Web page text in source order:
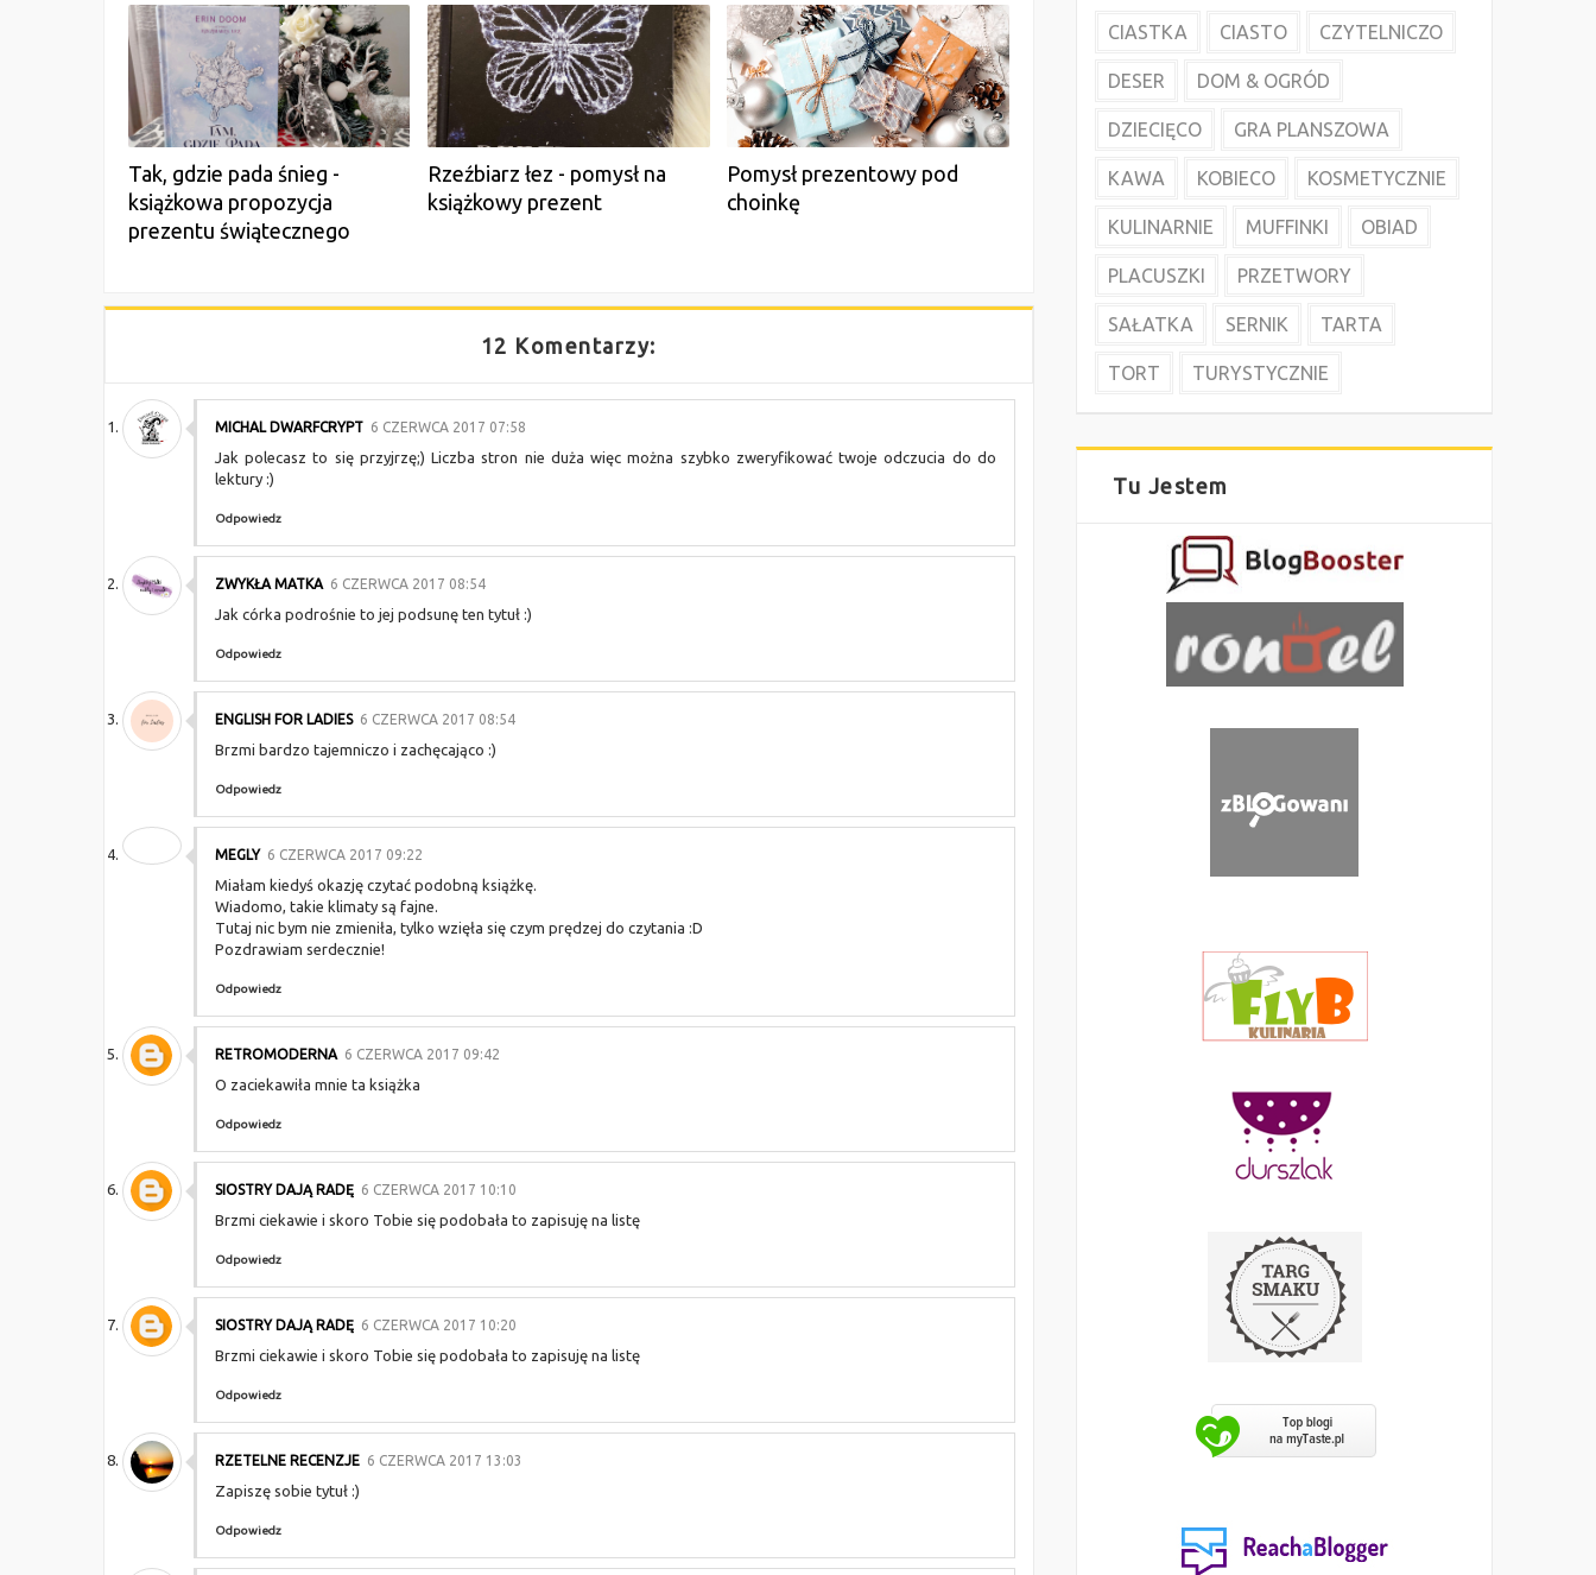
Tak, gdzie pada śnieg -
książkowa propozycja
prezentu świątecznego
Rzeźbiarz łez - pomysł na
książkowy prezent
Pomysł prezentowy pod
choinkę
12 Komentarzy:
MICHAL DWARFCRYPT 6 CZERWCA 2017 07:58
Jak polecasz to się przyjrzę;) Liczba stron nie duża więc można szybko zweryfikować twoje odczucia do do
lektury :)
Odpowiedz
ZWYKŁA MATKA 6 CZERWCA 2017 08:54
Jak córka podrośnie to jej podsunę ten tytuł :)
Odpowiedz
ENGLISH FOR LADIES 6 CZERWCA 2017 08:54
Brzmi bardzo tajemniczo i zachęcająco :)
Odpowiedz
MEGLY 6 CZERWCA 2017 09:22
Miałam kiedyś okazję czytać podobną książkę.
Wiadomo, takie klimaty są fajne.
Tutaj nic bym nie zmieniła, tylko wzięła się czym prędzej do czytania :D
Pozdrawiam serdecznie!
Odpowiedz
RETROMODERNA 6 CZERWCA 2017 09:42
O zaciekawiła mnie ta książka
Odpowiedz
SIOSTRY DAJĄ RADĘ 6 CZERWCA 2017 10:10
Brzmi ciekawie i skoro Tobie się podobała to zapisuję na listę
Odpowiedz
SIOSTRY DAJĄ RADĘ 6 CZERWCA 2017 10:20
Brzmi ciekawie i skoro Tobie się podobała to zapisuję na listę
Odpowiedz
RZETELNE RECENZJE 6 CZERWCA 2017 13:03
Zapiszę sobie tytuł :)
Odpowiedz
CIASTKA CIASTO CZYTELNICZO
DESER DOM & OGRÓD
DZIECIĘCO GRA PLANSZOWA
KAWA KOBIECO KOSMETYCZNIE
KULINARNIE MUFFINKI OBIAD
PLACUSZKI PRZETWORY
SAŁATKA SERNIK TARTA
TORT TURYSTYCZNIE
Tu Jestem